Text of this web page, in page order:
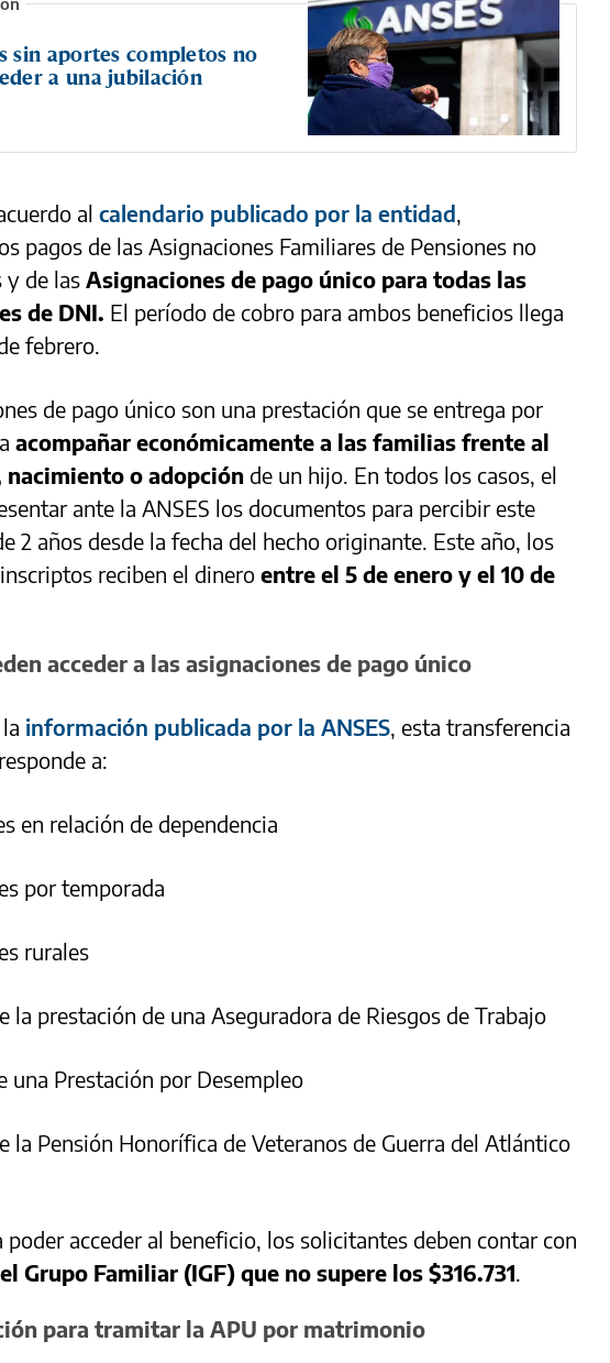
sin aportes completos no
a una jubilación
al calendario publicado por la entidad,
pagos de las Asignaciones Familiares de Pensiones no
de las Asignaciones de pago único para todas las
de DNI. El período de cobro para ambos beneficios llega
febrero.
de pago único son una prestación que se entrega por
acompañar económicamente a las familias frente al
o adopción de un hijo. En todos los casos, el
ante la ANSES los documentos para percibir este
2 años desde la fecha del hecho originante. Este año, los
reciben el dinero entre el 5 de enero y el 10 de
acceder a las asignaciones de pago único
información publicada por la ANSES, esta transferencia
a:
en relación de dependencia
por temporada
rurales
la prestación de una Aseguradora de Riesgos de Trabajo
una Prestación por Desempleo
la Pensión Honorífica de Veteranos de Guerra del Atlántico
poder acceder al beneficio, los solicitantes deben contar con
Grupo Familiar (IGF) que no supere los $316.731.
para tramitar la APU por matrimonio